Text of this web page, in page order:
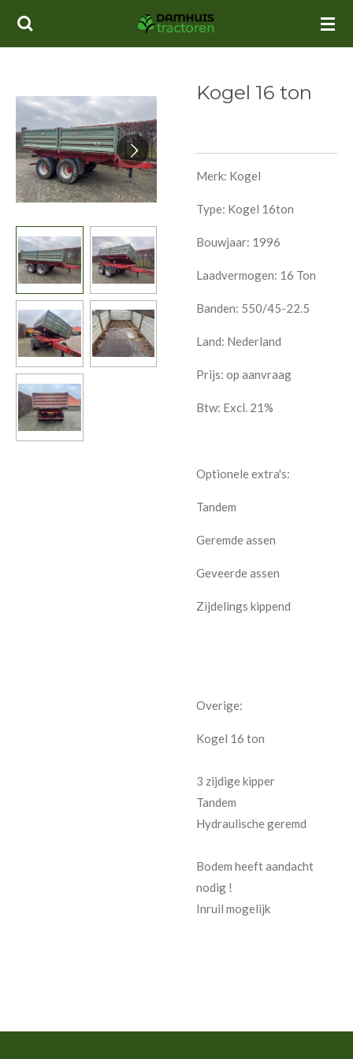
Ga
hoofdinhoud
Kogel 16 ton
Merk: Kogel
Type: Kogel 16ton
Bouwjaar: 1996
Laadvermogen: 16 Ton
Banden: 550/45-22.5
Land: Nederland
Prijs: op aanvraag
Btw: Excl. 21%
Optionele extra's:
Tandem
Geremde assen
Geveerde assen
Zijdelings kippend
Overige:
Kogel 16 ton
3 zijdige kipper
Tandem
Hydraulische geremd
Bodem heeft aandacht
nodig !
Inruil mogelijk